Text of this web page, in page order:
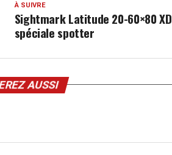
À SUIVRE
Sightmark Latitude 20-60×80 XD
spéciale spotter
AUSSI